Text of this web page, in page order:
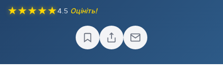
★★★★★4.5 Оцініть!